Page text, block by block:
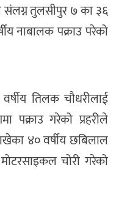
संलग्न तुलसीपुर ७ का ३६
नाबालक पक्राउ परेको
तिलक चौधरीलाई
पक्राउ गरेको प्रहरीले
४० वर्षीय छबिलाल
चोरी गरेको